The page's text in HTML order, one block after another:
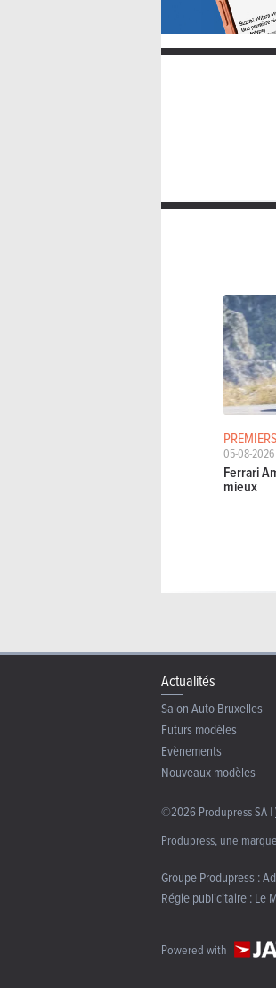
05-08-2026
Ferrari
mieux
Actualités
Salon Auto Bruxelles
Futurs modèles
Evènements
Nouveaux modèles
©2026 Produpress SA |
Produpress, une
Groupe Produpress :
Régie publicitaire :Le
Powered with